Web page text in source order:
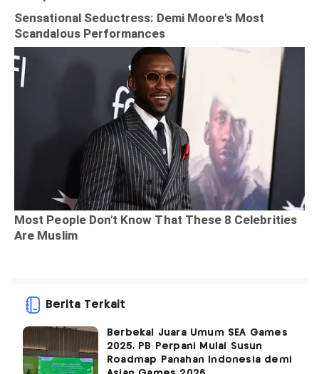
Berita Terkait
Berbekal Juara Umum SEA Games
2025, PB Perpani Mulai Susun
Roadmap Panahan Indonesia demi